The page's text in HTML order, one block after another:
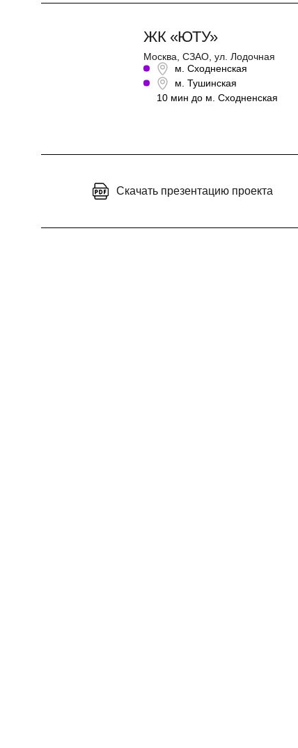
ЖК «ЮТУ»
Москва, СЗАО, ул. Лодочная
м. Сходненская
м. Тушинская
10 мин до м. Сходненская
Скачать презентацию проекта